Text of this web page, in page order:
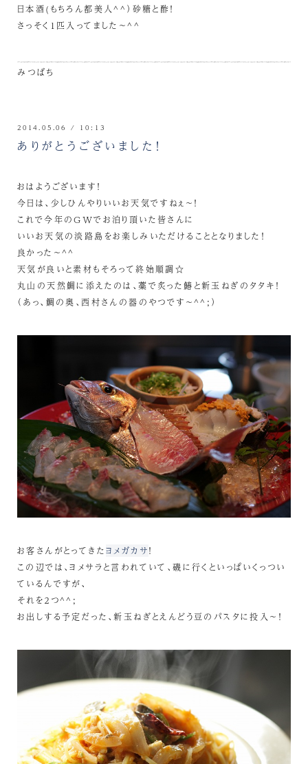
日本酒(もちろん都美人^^）砂糖と酢！
さっそく1匹入ってました～^^
みつばち
2014.05.06 / 10:13
ありがとうございました！
おはようございます！
今日は、少しひんやりいいお天気ですねぇ～！
これで今年のGWでお泊り頂いた皆さんに
いいお天気の淡路島をお楽しみいただけることとなりました！
良かった～^^
天気が良いと素材もそろって終始順調☆
丸山の天然鯛に添えたのは、藁で炙った鰆と新玉ねぎのタタキ！
（あっ、鯛の奥、西村さんの器のやつです～^^;）
お客さんがとってきたヨメガカサ！
この辺では、ヨメサラと言われていて、磯に行くといっぱいくっつい
ているんですが、
それを２つ^^;
お出しする予定だった、新玉ねぎとえんどう豆のパスタに投入～！